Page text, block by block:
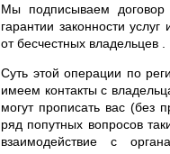
Мы подписываем договор
гарантии законности
от бесчестных владельцев .
Суть этой операции по
имеем контакты с
могут прописать вас
ряд попутных вопросов
взаимодействие с